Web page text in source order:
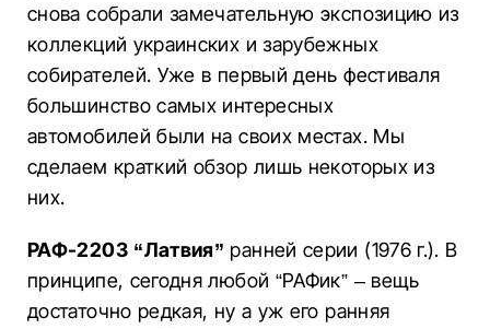
снова собрали замечательную экспозицию из
коллекций украинских и зарубежных
собирателей. Уже в первый день фестиваля
большинство самых интересных
автомобилей были на своих местах. Мы
сделаем краткий обзор лишь некоторых из
них.
РАФ-2203 “Латвия” ранней серии (1976 г.). В
принципе, сегодня любой “РАФик” – вещь
достаточно редкая, ну а уж его ранняя